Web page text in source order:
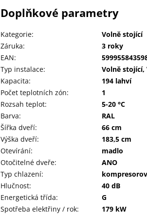
Doplňkové parametry
Kategorie:
Volně stojící
Záruka:
3 roky
EAN:
Typ instalace:
Volně stojící,
Kapacita:
194 lahví
Počet teplotních zón:
1
Rozsah teplot:
5-20 °C
Barva:
RAL
Šířka dveří:
66 cm
Výška dveří:
183,5 cm
Otevírání:
madlo
Otočitelné dveře:
ANO
Typ chlazení:
Hlučnost:
40 dB
Energetická třída:
G
Spotřeba elektřiny / rok:
179 kW